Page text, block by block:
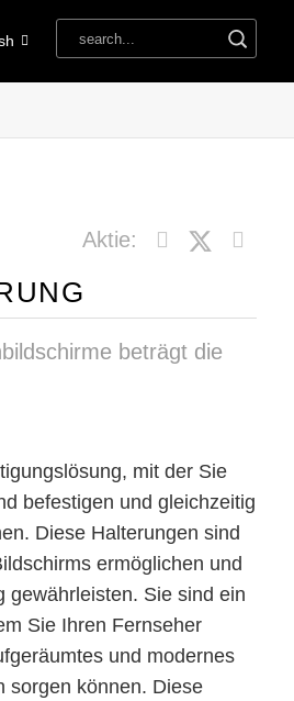
Aktie:
beträgt die
mit der Sie
befestigen und gleichzeitig
Diese Halterungen sind
ermöglichen und
gewährleisten. Sie sind ein
Sie Ihren Fernseher
und modernes
sorgen können. Diese